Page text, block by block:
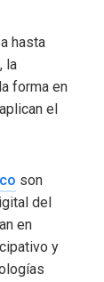
hasta
la
forma en
el
son
del
en
y